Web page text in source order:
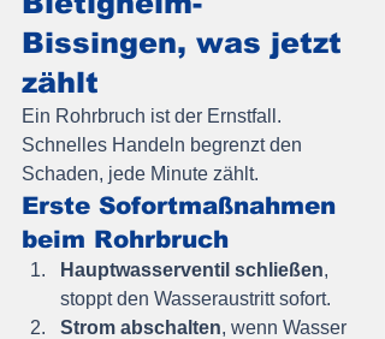
Bissingen, was jetzt
zählt
Ein Rohrbruch ist der Ernstfall.
Schnelles Handeln begrenzt den
Schaden, jede Minute zählt.
Erste Sofortmaßnahmen
beim Rohrbruch
Hauptwasserventil schließen,
stoppt den Wasseraustritt sofort.
Strom abschalten, wenn Wasser